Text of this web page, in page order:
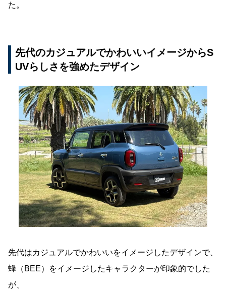
た。
先代のカジュアルでかわいいイメージからS
UVらしさを強めたデザイン
先代はカジュアルでかわいいをイメージしたデザインで、
蜂（BEE）をイメージしたキャラクターが印象的でした
が、